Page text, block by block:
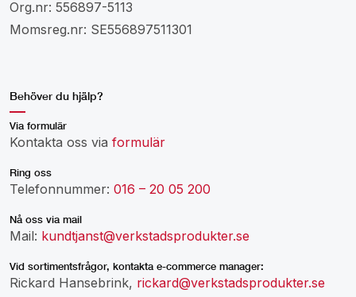
Org.nr: 556897-5113
Momsreg.nr: SE556897511301
Behöver du hjälp?
Via formulär
Kontakta oss via formulär
Ring oss
Telefonnummer: 016 – 20 05 200
Nå oss via mail
Mail: kundtjanst@verkstadsprodukter.se
Vid sortimentsfrågor, kontakta e-commerce manager:
Rickard Hansebrink, rickard@verkstadsprodukter.se